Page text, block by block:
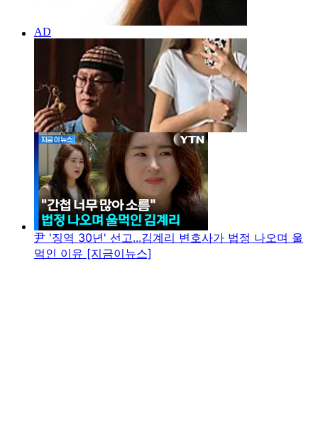
尹 '징역 30년' 선고...김계리 변호사가 법정 나오며 울
먹인 이유 [지금이뉴스]